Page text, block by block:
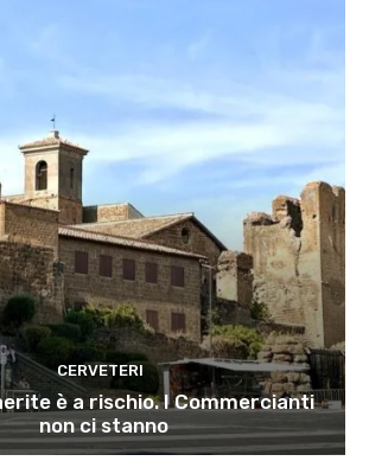
CERVETERI
è a rischio. I Commercianti
non ci stanno